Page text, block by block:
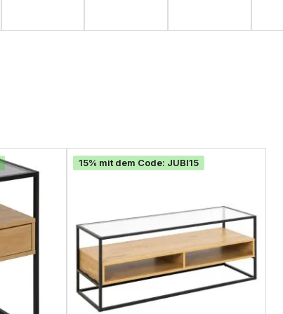
15% mit dem Code: JUBI15